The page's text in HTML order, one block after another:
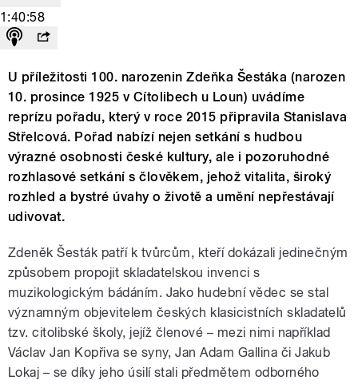
1:40:58
U příležitosti 100. narozenin Zdeňka Šestáka (narozen
10. prosince 1925 v Cítolibech u Loun) uvádíme
reprízu pořadu, který v roce 2015 připravila Stanislava
Střelcová. Pořad nabízí nejen setkání s hudbou
výrazné osobnosti české kultury, ale i pozoruhodné
rozhlasové setkání s člověkem, jehož vitalita, široký
rozhled a bystré úvahy o životě a umění nepřestávají
udivovat.
Zdeněk Šesták patří k tvůrcům, kteří dokázali jedinečným
způsobem propojit skladatelskou invenci s
muzikologickým bádáním. Jako hudební vědec se stal
významným objevitelem českých klasicistních skladatelů
tzv. citolibské školy, jejíž členové – mezi nimi například
Václav Jan Kopřiva se syny, Jan Adam Gallina či Jakub
Lokaj – se díky jeho úsilí stali předmětem odborného